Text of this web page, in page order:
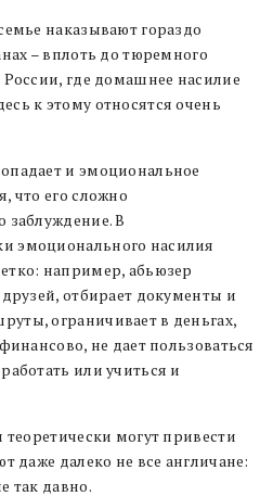
наказывают гораздо
– вплоть до тюремного
где домашнее насилие
к этому относятся очень
и эмоциональное
что его сложно
заблуждение. В
эмоционального насилия
например, абьюзер
отбирает документы и
ограничивает в деньгах,
не дает пользоваться
или учиться и
могут привести
даже далеко не все англичане:
так давно.